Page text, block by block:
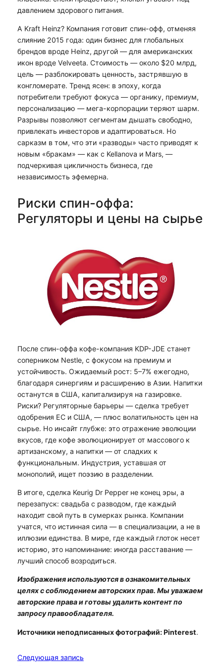
давлением здорового питания.
А Kraft Heinz? Компания готовит спин-офф, отменяя
слияние 2015 года: один бизнес для глобальных
брендов вроде Heinz, другой — для американских
икон вроде Velveeta. Стоимость — около $20 млрд,
цель — разблокировать ценность, застрявшую в
конгломерате. Тренд ясен: в эпоху, когда
потребители требуют фокуса — органику, премиум,
персонализацию — мега-корпорации теряют шарм.
Разрывы позволяют сегментам дышать свободно,
привлекать инвесторов и адаптироваться. Но
сарказм в том, что эти «разводы» часто приводят к
новым «бракам» — как с Kellanova и Mars, —
подчеркивая цикличность бизнеса, где
независимость эфемерна.
Риски спин-оффа:
Регуляторы и цены на сырье
После спин-оффа кофе-компания KDP-JDE станет
соперником Nestle, с фокусом на премиум и
устойчивость. Ожидаемый рост: 5–7% ежегодно,
благодаря синергиям и расширению в Азии. Напитки
останутся в США, капитализируя на газировке.
Риски? Регуляторные барьеры — сделка требует
одобрения ЕС и США, — плюс волатильность цен на
сырье. Но инсайт глубже: это отражение эволюции
вкусов, где кофе эволюционирует от массового к
артизанскому, а напитки — от сладких к
функциональным. Индустрия, уставшая от
монополий, ищет поэзию в разделении.
В итоге, сделка Keurig Dr Pepper не конец эры, а
перезапуск: свадьба с разводом, где каждый
находит свой путь в сумерках рынка. Компании
учатся, что истинная сила — в специализации, а не в
иллюзии единства. В мире, где каждый глоток несет
историю, это напоминание: иногда расставание —
лучший способ возродиться.
Изображения используются в ознакомительных
целях с соблюдением авторских прав. Мы уважаем
авторские права и готовы удалить контент по
запросу правообладателя.
Источники неподписанных фотографий: Pinterest.
Следующая запись